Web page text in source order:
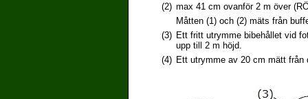
(2) max 41 cm ovanför 2 m över
Måtten (1) och (2) mäts från
(3) Ett fritt utrymme bibehållet vid
upp till 2 m höjd.
(4) Ett utrymme av 20 cm mätt från